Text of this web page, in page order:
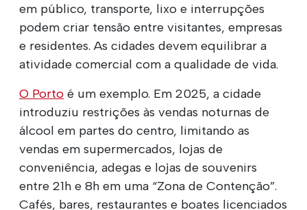
em público, transporte, lixo e interrupções
podem criar tensão entre visitantes, empresas
e residentes. As cidades devem equilibrar a
atividade comercial com a qualidade de vida.
O Porto é um exemplo. Em 2025, a cidade
introduziu restrições às vendas noturnas de
álcool em partes do centro, limitando as
vendas em supermercados, lojas de
conveniência, adegas e lojas de souvenirs
entre 21h e 8h em uma “Zona de Contenção”.
Cafés, bares, restaurantes e boates licenciados